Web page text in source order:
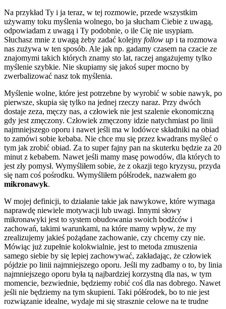
Na przykład Ty i ja teraz, w tej rozmowie, przede wszystkim
używamy toku myślenia wolnego, bo ja słucham Ciebie z uwagą,
odpowiadam z uwagą i Ty podobnie, o ile Cię nie usypiam.
Słuchasz mnie z uwagą żeby zadać kolejny follow up i ta rozmowa
nas zużywa w ten sposób. Ale jak np. gadamy czasem na czacie ze
znajomymi takich których znamy sto lat, raczej angażujemy tylko
myślenie szybkie. Nie skupiamy się jakoś super mocno by
zwerbalizować nasz tok myślenia.
Myślenie wolne, które jest potrzebne by wyrobić w sobie nawyk, po
pierwsze, skupia się tylko na jednej rzeczy naraz. Przy dwóch
dostaje zeza, męczy nas, a człowiek nie jest szalenie ekonomiczną
gdy jest zmęczony. Człowiek zmęczony idzie natychmiast po linii
najmniejszego oporu i nawet jeśli ma w lodówce składniki na obiad
to zamówi sobie kebaba. Nie chce mu się przez kwadrans myśleć o
tym jak zrobić obiad. Za to super fajny pan na skuterku będzie za 20
minut z kebabem. Nawet jeśli mamy masę powodów, dla których to
jest zły pomysł. Wymyśliłem sobie, że z okazji tego kryzysu, przyda
się nam coś pośrodku. Wymyśliłem półśrodek, nazwałem go
mikronawyk.
W mojej definicji, to działanie takie jak nawykowe, które wymaga
naprawdę niewiele motywacji lub uwagi. Innymi słowy
mikronawyki jest to system obudowania swoich bodźców i
zachowań, takimi warunkami, na które mamy wpływ, że my
zrealizujemy jakieś pożądane zachowanie, czy chcemy czy nie.
Mówiąc już zupełnie kolokwialnie, jest to metoda zmuszenia
samego siebie by się lepiej zachowywać, zakładając, że człowiek
pójdzie po linii najmniejszego oporu. Jeśli my zadbamy o to, by linia
najmniejszego oporu była tą najbardziej korzystną dla nas, w tym
momencie, bezwiednie, będziemy robić coś dla nas dobrego. Nawet
jeśli nie będziemy na tym skupieni. Taki półśrodek, bo to nie jest
rozwiązanie idealne, wydaje mi się strasznie celowe na te trudne